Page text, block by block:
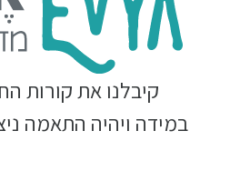
קיבלנו את קורות
במידה ויהיה התאמה